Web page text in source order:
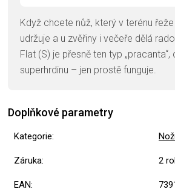
Když chcete nůž, který v terénu
udržuje a u zvěřiny i večeře dělá
Flat (S) je přesně ten typ
superhrdinu – jen prostě funguje.
Doplňkové parametry
Kategorie:
Záruka: 2
EAN: